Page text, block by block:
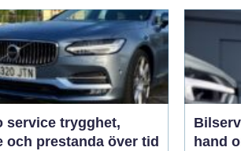
trygghet,
och prestanda över tid
hand